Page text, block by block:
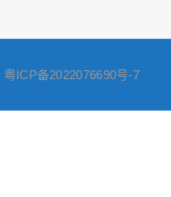
粤ICP备2022076690号-7